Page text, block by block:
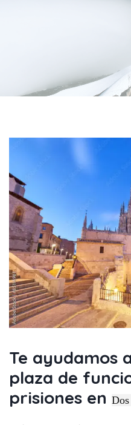
Te ayudamos
plaza de
prisiones en